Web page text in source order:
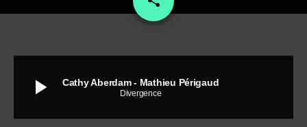
play_arrow Cathy Aberdam - Mathieu Périgaud
Divergence